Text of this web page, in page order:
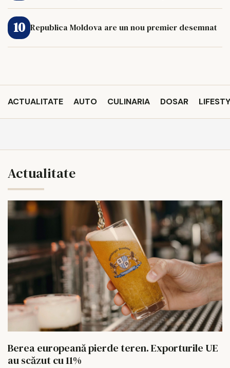
Republica Moldova are un nou premier desemnat
ACTUALITATE AUTO CULINARIA DOSAR
Actualitate
Berea europeană pierde teren. Exporturile UE
au scăzut cu 11%